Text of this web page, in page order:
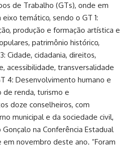
de Trabalho (GTs), onde em
temático, sendo o GT 1:
produção e formação artística e
patrimônio histórico,
Cidade, cidadania, direitos,
acessibilidade, transversalidade
4: Desenvolvimento humano e
de renda, turismo e
doze conselheiros, com
municipal e da sociedade civil,
na Conferência Estadual
novembro deste ano. “Foram